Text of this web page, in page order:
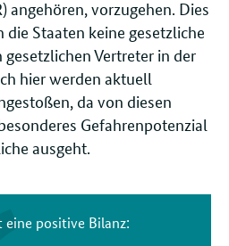
angehören, vorzugehen. Dies
Staaten keine gesetzliche
Vertreter in der
hier werden aktuell
da von diesen
Gefahrenpotenzial
ausgeht.
positive Bilanz: